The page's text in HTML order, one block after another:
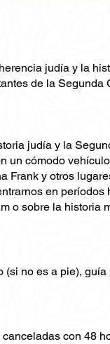
judía y la
de la
judía y la
un cómodo
Frank y otros
en
o sobre la
no es a pie),
con 48